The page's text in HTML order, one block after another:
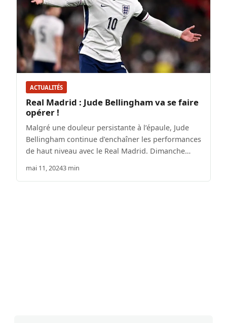
ACTUALITÉS
Real Madrid : Jude Bellingham va se faire
opérer !
Malgré une douleur persistante à l’épaule, Jude
Bellingham continue d’enchaîner les performances
de haut niveau avec le Real Madrid. Dimanche…
mai 11, 20243 min